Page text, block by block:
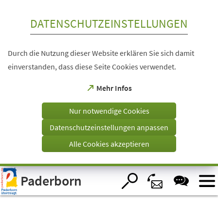
Visuelle
Assistenzsoftware
öffnen.
DATENSCHUTZEINSTELLUNGEN
Durch die Nutzung dieser Website erklären Sie sich damit
einverstanden, dass diese Seite Cookies verwendet.
Mehr Infos
(Öffnet
einem
Tab)
Nur notwendige Cookies
Datenschutzeinstellungen anpassen
Alle Cookies akzeptieren
Paderborn